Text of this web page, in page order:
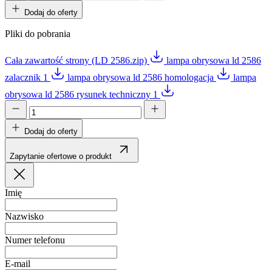
Dodaj do oferty
Pliki do pobrania
Cała zawartość strony (LD 2586.zip)
lampa obrysowa ld 2586
zalacznik 1
lampa obrysowa ld 2586 homologacja
lampa
obrysowa ld 2586 rysunek techniczny 1
Dodaj do oferty
Zapytanie ofertowe o produkt
Imię
Nazwisko
Numer telefonu
E-mail